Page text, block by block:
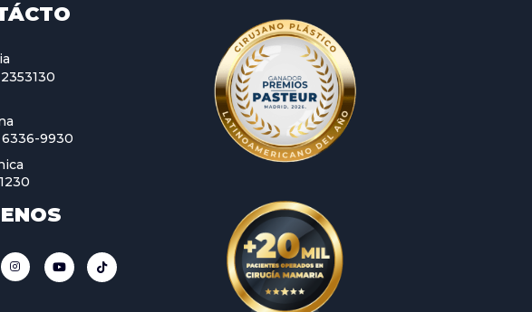
6336-9930